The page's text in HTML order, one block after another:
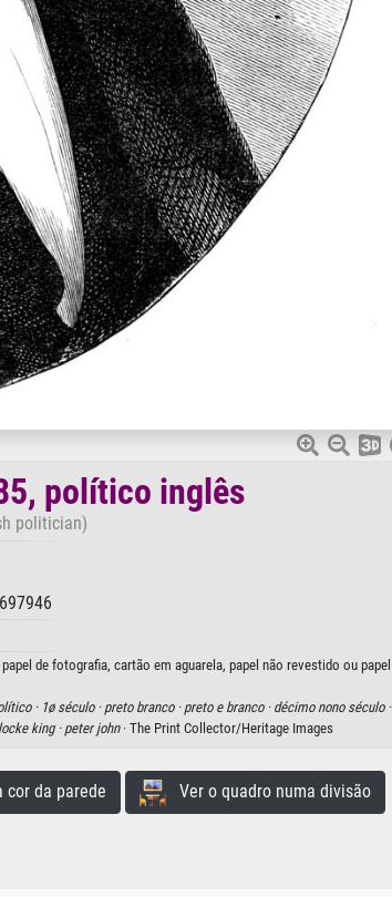
político inglês
politician)
de fotografia, cartão em aguarela, papel não revestido ou papel
· 1ø século · preto branco · preto e branco · décimo nono século ·
locke king · peter john· The Print Collector/Heritage Images
da parede Ver o quadro numa divisão